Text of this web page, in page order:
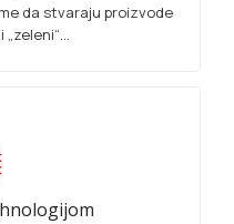
da stvaraju proizvode